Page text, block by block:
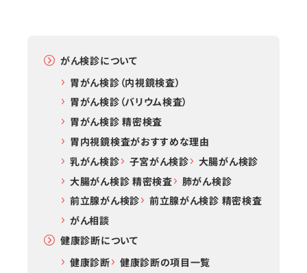
がん検診について
胃がん検診（内視鏡検査）
胃がん検診（バリウム検査）
胃がん検診 精密検査
胃内視鏡検査がおすすめな理由
乳がん検診
子宮がん検診
大腸がん検診
大腸がん検診 精密検査
肺がん検診
前立腺がん検診
前立腺がん検診 精密検査
がん相談
健康診断について
健康診断
健康診断の項目一覧